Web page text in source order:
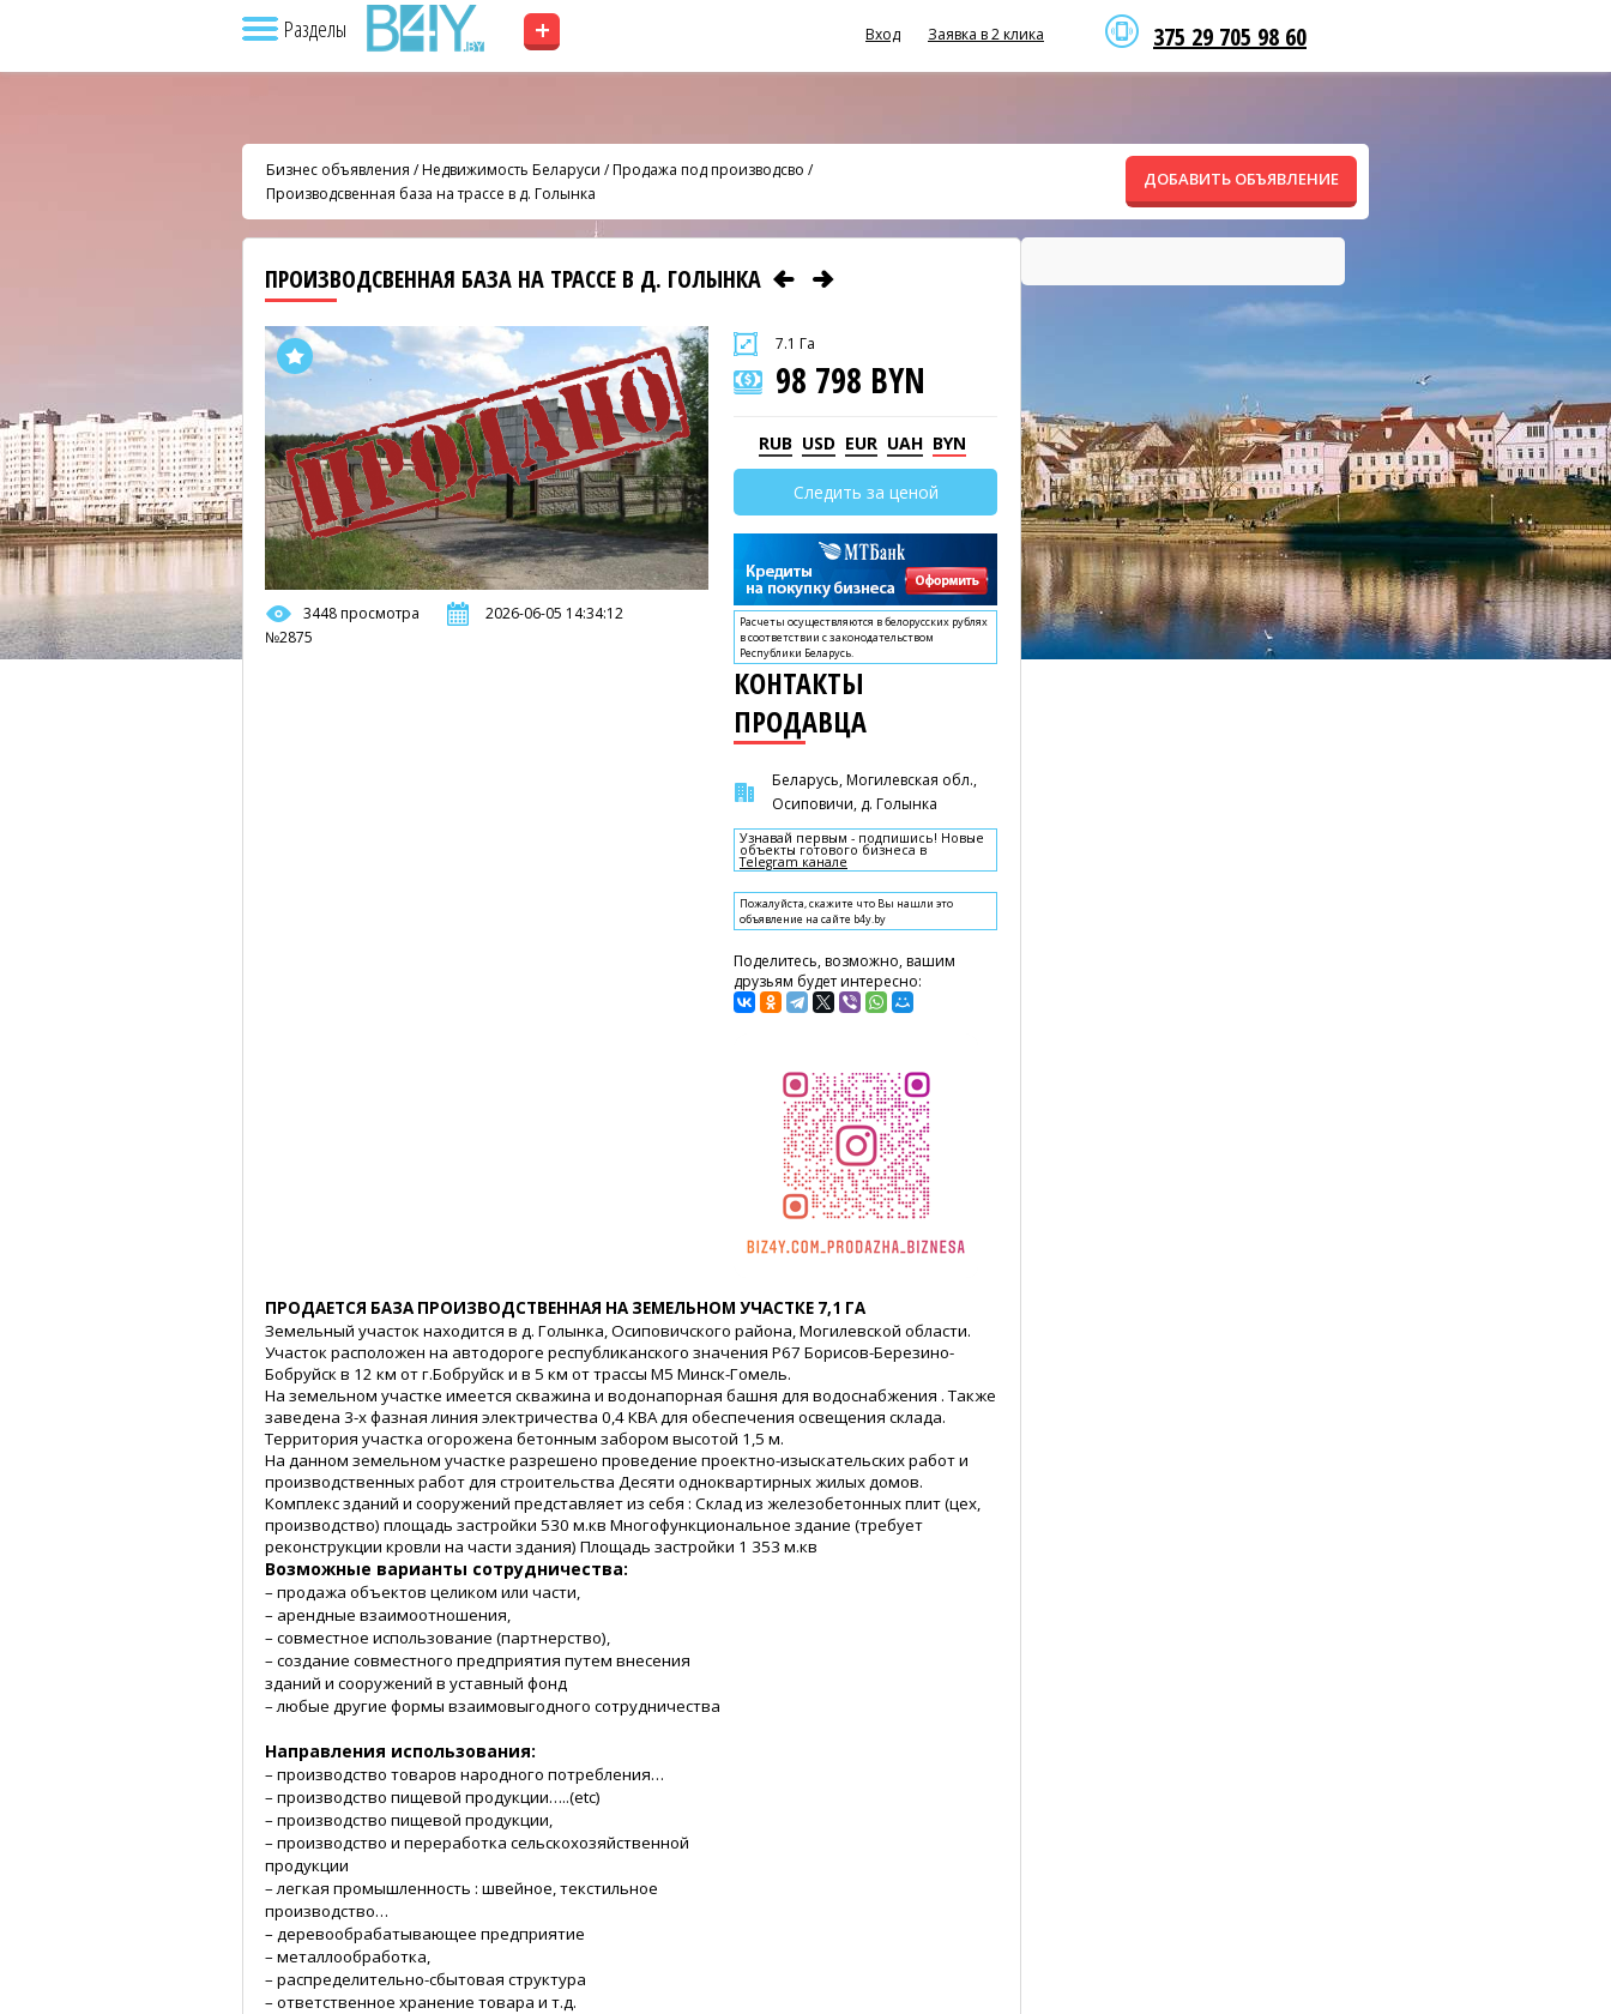
Разделы + 375 29 705 98 60
Вход Заявка в 2 клика
Бизнес объявления /Недвижимость Беларуси /Продажа под производсво /
Производсвенная база на трассе в д. Голынка
ДОБАВИТЬ ОБЪЯВЛЕНИЕ
ПРОИЗВОДСВЕННАЯ БАЗА НА ТРАССЕ В Д. ГОЛЫНКА
3448 просмотра
2026-06-05 14:34:12
№2875
7.1 Га
98 798 BYN
RUB USD EUR UAH BYN
Следить за ценой
Расчеты осуществляются в белорусских рублях
в соответствии с законодательством
Республики Беларусь.
КОНТАКТЫ
ПРОДАВЦА
Беларусь, Могилевская обл.,
Осиповичи, д. Голынка
Узнавай первым - подпишись! Новые
объекты готового бизнеса в
Telegram канале
Пожалуйста, скажите что Вы нашли это
объявление на сайте b4y.by
Поделитесь, возможно, вашим
друзьям будет интересно:
ПРОДАЕТСЯ БАЗА ПРОИЗВОДСТВЕННАЯ НА ЗЕМЕЛЬНОМ УЧАСТКЕ 7,1 ГА
Земельный участок находится в д. Голынка, Осиповичского района, Могилевской области.
Участок расположен на автодороге республиканского значения Р67 Борисов-Березино-
Бобруйск в 12 км от г.Бобруйск и в 5 км от трассы М5 Минск-Гомель.
На земельном участке имеется скважина и водонапорная башня для водоснабжения . Также
заведена 3-х фазная линия электричества 0,4 КВА для обеспечения освещения склада.
Территория участка огорожена бетонным забором высотой 1,5 м.
На данном земельном участке разрешено проведение проектно-изыскательских работ и
производственных работ для строительства Десяти одноквартирных жилых домов.
Комплекс зданий и сооружений представляет из себя : Склад из железобетонных плит (цех,
производство) площадь застройки 530 м.кв Многофункциональное здание (требует
реконструкции кровли на части здания) Площадь застройки 1 353 м.кв
Возможные варианты сотрудничества:
– продажа объектов целиком или части,
– арендные взаимоотношения,
– совместное использование (партнерство),
– создание совместного предприятия путем внесения
зданий и сооружений в уставный фонд
– любые другие формы взаимовыгодного сотрудничества
Направления использования:
– производство товаров народного потребления…
– производство пищевой продукции…..(etc)
– производство пищевой продукции,
– производство и переработка сельскохозяйственной
продукции
– легкая промышленность : швейное, текстильное
производство…
– деревообрабатывающее предприятие
– металлообработка,
– распределительно-сбытовая структура
– ответственное хранение товара и т.д.